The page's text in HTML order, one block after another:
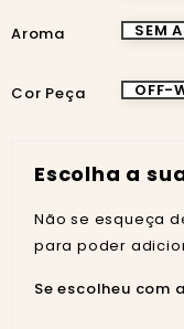
Aroma SEM
Cor Peça OFF-
Escolha a
Não se esqueça
para poder
Se escolheu com